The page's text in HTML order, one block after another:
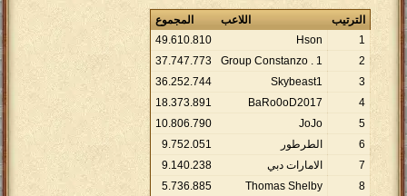
الترتيب اللاعب
المجموع
1
Hson
49.610.810
2
Group Constanzo . 1
37.747.773
3
Skybeast1
36.252.744
4
BaRo0oD2017
18.373.891
5
JoJo
10.806.790
6
الطرطور 9.752.051
7
الامارات دبي 9.140.238
8
Thomas Shelby
5.736.885